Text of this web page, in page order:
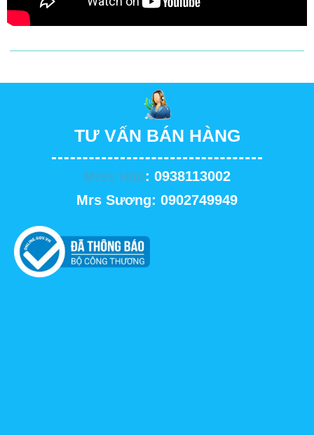
TƯ VẤN BÁN HÀNG
Miss Hảo: 0938113002
Mrs Sương: 0902749949